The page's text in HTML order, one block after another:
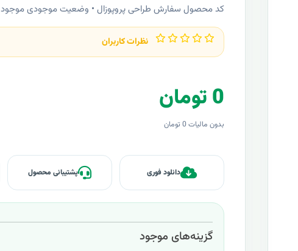
کد محصول سفارش طراحی پروپوزال • وضعیت موجودی موجود
نظرات کاربران
0 تومان
بدون مالیات 0 تومان
دانلود فوری پشتیبانی محصول
گزینه‌های موجود